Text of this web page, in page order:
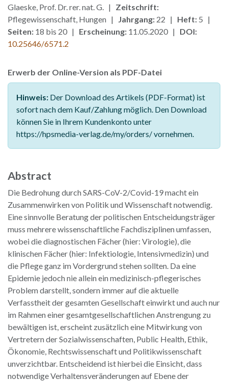
Glaeske, Prof. Dr. rer. nat. G. | Zeitschrift:
Pflegewissenschaft, Hungen | Jahrgang: 22 | Heft: 5 |
Seiten: 18 bis 20 | Erscheinung: 11.05.2020 | DOI:
10.25646/6571.2
Erwerb der Online-Version als PDF-Datei
Hinweis: Der Download des Artikels (PDF-Format) ist
sofort nach dem Kauf/Zahlung möglich. Den Download
können Sie in Ihrem Kundenkonto unter
https://hpsmedia-verlag.de/my/orders/ vornehmen.
Abstract
Die Bedrohung durch SARS-CoV-2/Covid-19 macht ein
Zusammenwirken von Politik und Wissenschaft notwendig.
Eine sinnvolle Beratung der politischen Entscheidungsträger
muss mehrere wissenschaftliche Fachdisziplinen umfassen,
wobei die diagnostischen Fächer (hier: Virologie), die
klinischen Fächer (hier: Infektiologie, Intensivmedizin) und
die Pflege ganz im Vordergrund stehen sollten. Da eine
Epidemie jedoch nie allein ein medizinisch-pflegerisches
Problem darstellt, sondern immer auf die aktuelle
Verfasstheit der gesamten Gesellschaft einwirkt und auch nur
im Rahmen einer gesamtgesellschaftlichen Anstrengung zu
bewältigen ist, erscheint zusätzlich eine Mitwirkung von
Vertretern der Sozialwissenschaften, Public Health, Ethik,
Ökonomie, Rechtswissenschaft und Politikwissenschaft
unverzichtbar. Entscheidend ist hierbei die Einsicht, dass
notwendige Verhaltensveränderungen auf Ebene der